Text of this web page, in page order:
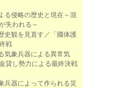
る侵略の歴史と現在～混
失われる～
史観を見直す／「國体護
戦
気象兵器による異常気
貸し勢力による最終決戦
兵器によって作られる災